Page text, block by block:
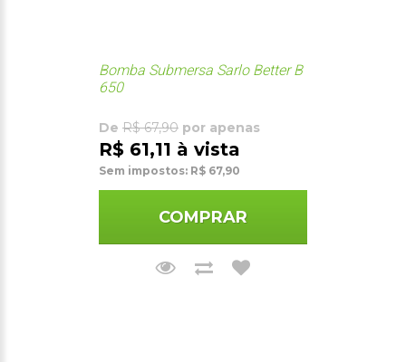
Bomba Submersa Sarlo Better B
650
De R$ 67,90 por apenas
R$ 61,11 à vista
Sem impostos: R$ 67,90
COMPRAR